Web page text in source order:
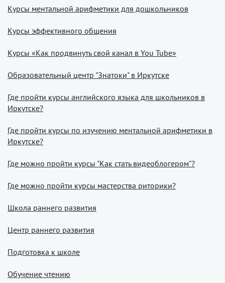
Курсы ментальной арифметики для дошкольников
Курсы эффективного общения
Курсы «Как продвинуть свой канал в You Tube»
Образовательный центр "Знатоки" в Иркутске
Где пройти курсы английского языка для школьников в
Иркутске?
Где пройти курсы по изучению ментальной арифметики в
Иркутске?
Где можно пройти курсы "Как стать видеоблогером"?
Где можно пройти курсы мастерства риторики?
Школа раннего развития
Центр раннего развития
Подготовка к школе
Обучение чтению